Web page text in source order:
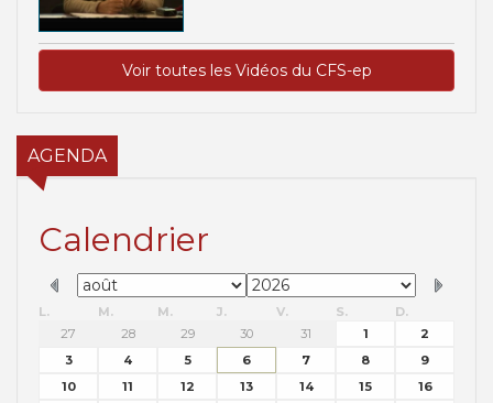
Voir toutes les Vidéos du CFS-ep
AGENDA
Calendrier
L. M. M. J. V. S.
D.
27
28 29 30 31 1
2
3
4 5 6 7 8
9
10
11 12 13 14 15
16